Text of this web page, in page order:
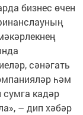
бизнес өчен
сәнәгать
һәм
кадәр
– дип хәбәр